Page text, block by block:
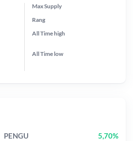
Max Supply
Rang
All Timehigh
All Time low
PENGU 5,70%